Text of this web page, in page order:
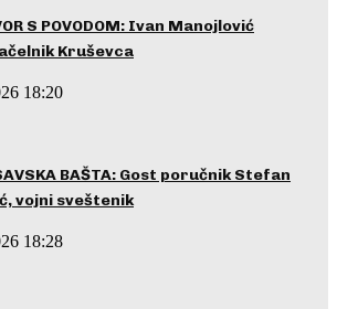
S POVODOM: Ivan Manojlović
Kruševca
18:20
BAŠTA: Gost poručnik Stefan
vojni sveštenik
18:28